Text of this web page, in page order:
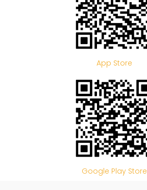
App Store
Google Play Store